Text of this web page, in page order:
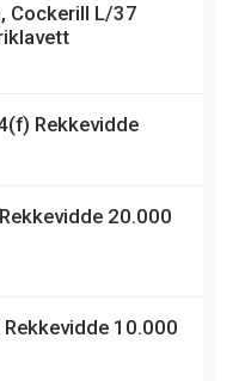
Cockerill L/37
Rekkevidde
20.000
10.000